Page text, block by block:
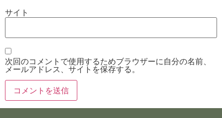
サイト
次回のコメントで使用するためブラウザーに自分の名前、
メールアドレス、サイトを保存する。